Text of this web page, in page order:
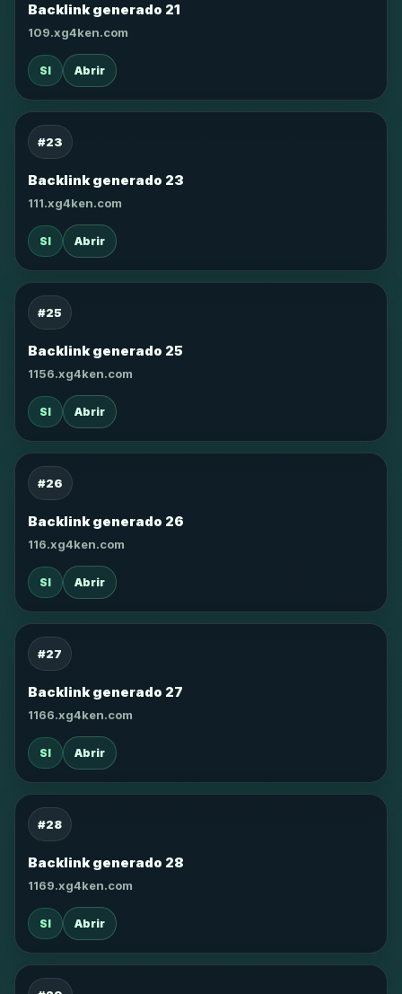
Backlink generado 21
109.xg4ken.com
SI Abrir
#23
Backlink generado 23
111.xg4ken.com
SI Abrir
#25
Backlink generado 25
1156.xg4ken.com
SI Abrir
#26
Backlink generado 26
116.xg4ken.com
SI Abrir
#27
Backlink generado 27
1166.xg4ken.com
SI Abrir
#28
Backlink generado 28
1169.xg4ken.com
SI Abrir